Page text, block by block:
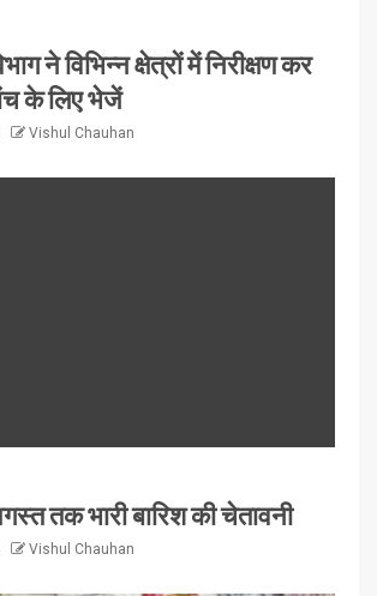
ने विभिन्न क्षेत्रों में निरीक्षण कर
के लिए भेजें
Vishul Chauhan
तक भारी बारिश की चेतावनी
Vishul Chauhan